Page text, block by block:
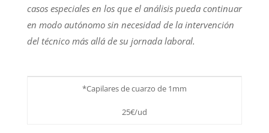
casos especiales en los que el análisis pueda continuar
en modo autónomo sin necesidad de la intervención
del técnico más allá de su jornada laboral.
*Capilares de cuarzo de 1mm
25€/ud